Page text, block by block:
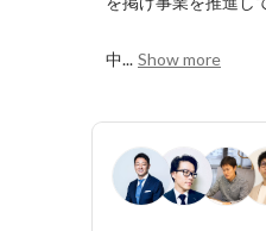
中... Show more